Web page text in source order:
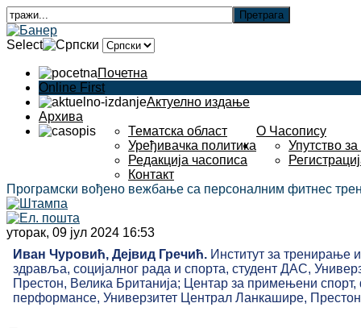
Select
Почетна
Online First
Актуелно издање
Архива
О Часопису
Тематска област
Уређивачка политика
Редакција часописа
Контакт
Упутство
Програмски вођено вежбање са персоналним фитнес
уторак, 09 јул 2024 16:53
Иван Чуровић, Дејвид Гречић. Институт за тренирање
здравља, социјалног рада и спорта, студент ДАС,
Престон, Велика Британија; Центар за примењени спорт,
перформансе, Универзитет Централ Ланкашире,